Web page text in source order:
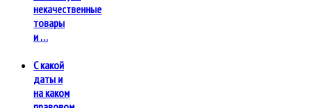
некачественные
товары
и …
С какой
даты и
на каком